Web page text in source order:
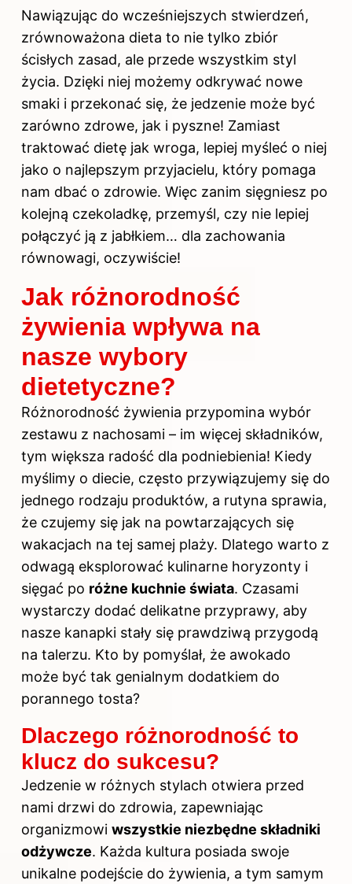
Nawiązując do wcześniejszych stwierdzeń,
zrównoważona dieta to nie tylko zbiór
ścisłych zasad, ale przede wszystkim styl
życia. Dzięki niej możemy odkrywać nowe
smaki i przekonać się, że jedzenie może być
zarówno zdrowe, jak i pyszne! Zamiast
traktować dietę jak wroga, lepiej myśleć o niej
jako o najlepszym przyjacielu, który pomaga
nam dbać o zdrowie. Więc zanim sięgniesz po
kolejną czekoladkę, przemyśl, czy nie lepiej
połączyć ją z jabłkiem… dla zachowania
równowagi, oczywiście!
Jak różnorodność
żywienia wpływa na
nasze wybory
dietetyczne?
Różnorodność żywienia przypomina wybór
zestawu z nachosami – im więcej składników,
tym większa radość dla podniebienia! Kiedy
myślimy o diecie, często przywiązujemy się do
jednego rodzaju produktów, a rutyna sprawia,
że czujemy się jak na powtarzających się
wakacjach na tej samej plaży. Dlatego warto z
odwagą eksplorować kulinarne horyzonty i
sięgać po różne kuchnie świata. Czasami
wystarczy dodać delikatne przyprawy, aby
nasze kanapki stały się prawdziwą przygodą
na talerzu. Kto by pomyślał, że awokado
może być tak genialnym dodatkiem do
porannego tosta?
Dlaczego różnorodność to
klucz do sukcesu?
Jedzenie w różnych stylach otwiera przed
nami drzwi do zdrowia, zapewniając
organizmowi wszystkie niezbędne składniki
odżywcze. Każda kultura posiada swoje
unikalne podejście do żywienia, a tym samym